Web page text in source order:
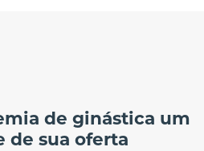
de ginástica um
de sua oferta